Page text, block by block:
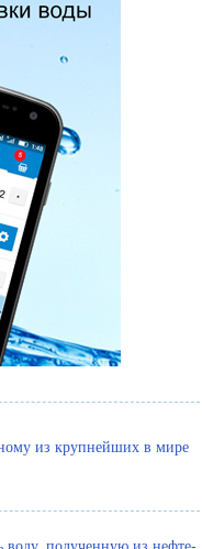
из крупнейших в мире